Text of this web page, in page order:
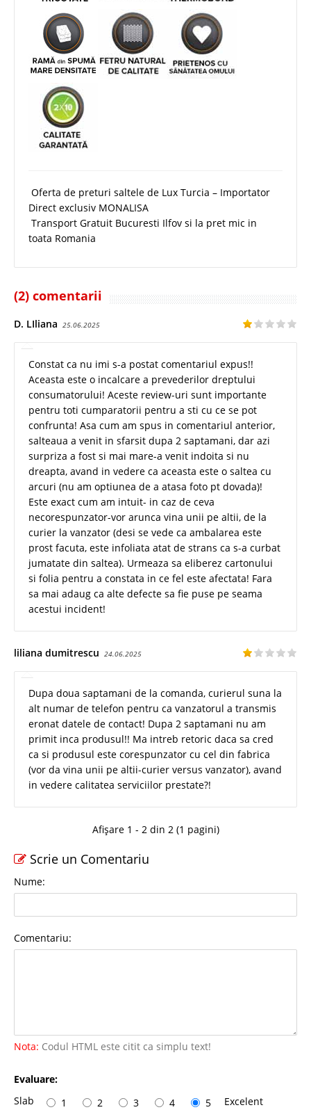
Oferta de preturi saltele de Lux Turcia – Importator
Direct exclusiv MONALISA
Transport Gratuit Bucuresti Ilfov si la pret mic in
toata Romania
(2) comentarii
D. LIliana 25.06.2025
Constat ca nu imi s-a postat comentariul expus!!
Aceasta este o incalcare a prevederilor dreptului
consumatorului! Aceste review-uri sunt importante
pentru toti cumparatorii pentru a sti cu ce se pot
confrunta! Asa cum am spus in comentariul anterior,
salteaua a venit in sfarsit dupa 2 saptamani, dar azi
surpriza a fost si mai mare-a venit indoita si nu
dreapta, avand in vedere ca aceasta este o saltea cu
arcuri (nu am optiunea de a atasa foto pt dovada)!
Este exact cum am intuit- in caz de ceva
necorespunzator-vor arunca vina unii pe altii, de la
curier la vanzator (desi se vede ca ambalarea este
prost facuta, este infoliata atat de strans ca s-a curbat
jumatate din saltea). Urmeaza sa eliberez cartonului
si folia pentru a constata in ce fel este afectata! Fara
sa mai adaug ca alte defecte sa fie puse pe seama
acestui incident!
liliana dumitrescu 24.06.2025
Dupa doua saptamani de la comanda, curierul suna la
alt numar de telefon pentru ca vanzatorul a transmis
eronat datele de contact! Dupa 2 saptamani nu am
primit inca produsul!! Ma intreb retoric daca sa cred
ca si produsul este corespunzator cu cel din fabrica
(vor da vina unii pe altii-curier versus vanzator), avand
in vedere calitatea serviciilor prestate?!
Afișare 1 - 2 din 2 (1 pagini)
Scrie un Comentariu
Nume:
Comentariu:
Nota: Codul HTML este citit ca simplu text!
Evaluare:
Slab
1 2 3 4 5 Excelent